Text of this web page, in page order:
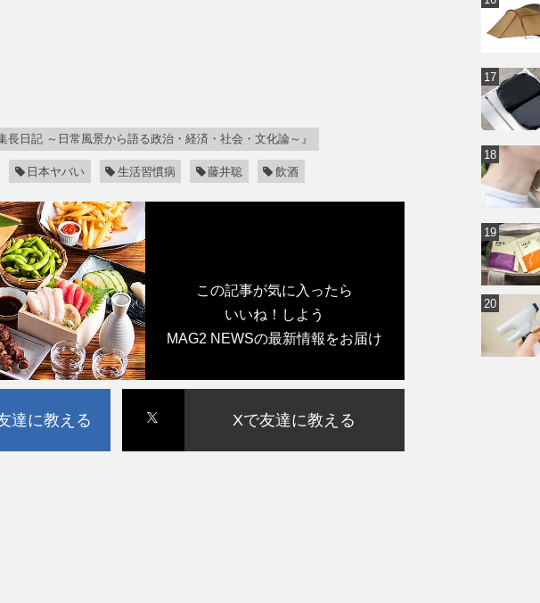
長日記 ～日常風景から語る政治・経済・社会・文化論～』
日本ヤバい 生活習慣病 藤井聡 飲酒
この記事が気に入ったら
いいね！しよう
MAG2 NEWSの最新情報をお届け
達に教える Xで友達に教える